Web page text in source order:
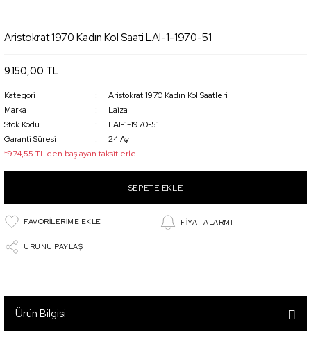
Aristokrat 1970 Kadın Kol Saati LAI-1-1970-51
9.150,00 TL
Kategori
Aristokrat 1970 Kadın Kol Saatleri
Marka
Laiza
Stok Kodu
LAI-1-1970-51
Garanti Süresi
24 Ay
*974,55 TL den başlayan taksitlerle!
SEPETE EKLE
FİYAT ALARMI
ÜRÜNÜ PAYLAŞ
Ürün Bilgisi